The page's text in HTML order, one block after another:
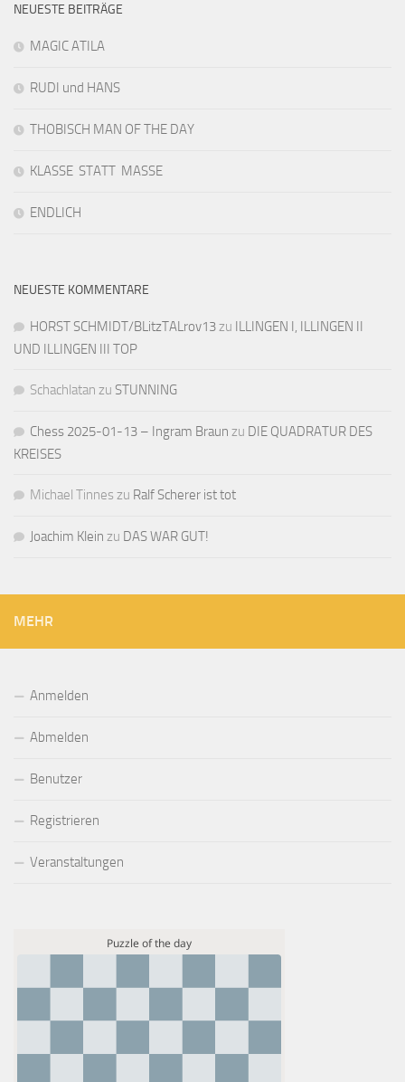
NEUESTE BEITRÄGE
MAGIC ATILA
RUDI und HANS
THOBISCH MAN OF THE DAY
KLASSE STATT MASSE
ENDLICH
NEUESTE KOMMENTARE
HORST SCHMIDT/BLitzTALrov13zu ILLINGEN I, ILLINGEN II
UND ILLINGEN III TOP
Schachlatan zu STUNNING
Chess 2025-01-13 – Ingram Braun zu DIE QUADRATUR DES
KREISES
Michael Tinnes zu Ralf Scherer ist tot
Joachim Klein zu DAS WAR GUT!
MEHR
Anmelden
Abmelden
Benutzer
Registrieren
Veranstaltungen